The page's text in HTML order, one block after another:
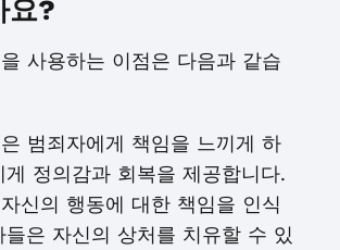
요?
사용하는 이점은 다음과 같습
범죄자에게 책임을 느끼게 하
게 정의감과 회복을 제공합니다.
신의 행동에 대한 책임을 인식
들은 자신의 상처를 치유할 수 있